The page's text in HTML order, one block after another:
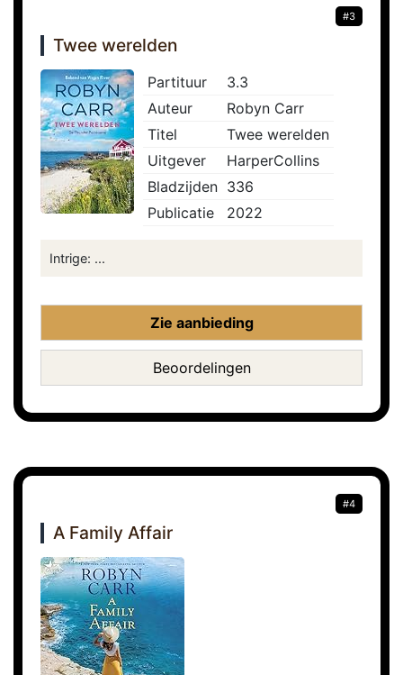
#3
Twee werelden
Partituur
3.3
Auteur
Robyn Carr
Titel
Twee werelden
Uitgever
HarperCollins
Bladzijden 336
Publicatie
2022
Intrige: ...
Zie aanbieding
Beoordelingen
#4
A Family Affair